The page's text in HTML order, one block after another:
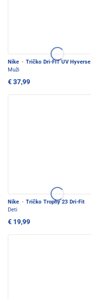
Nike · Tričko Dri-FIT UV Hyverse
Muži
€ 37,99
Nike · Tričko Trophy 23 Dri-Fit
Deti
€ 19,99